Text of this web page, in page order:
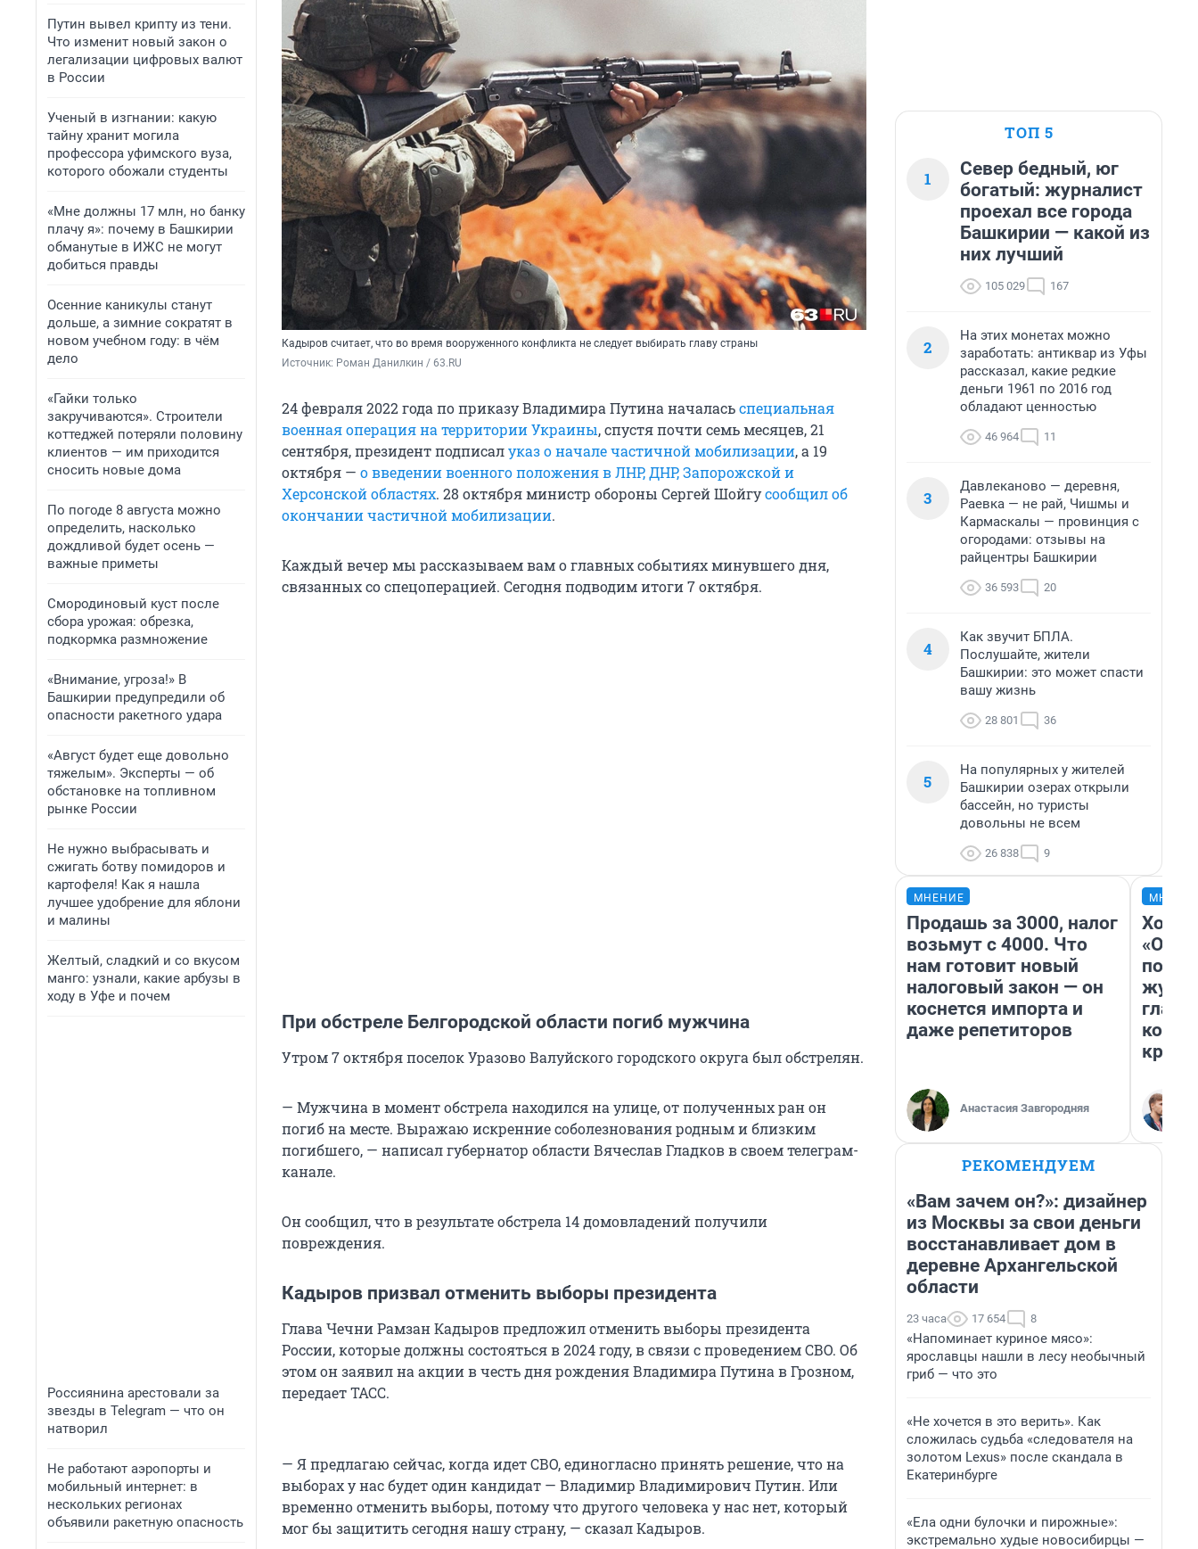
Путин вывел крипту из тени.
Что изменит новый закон о
легализации цифровых валют
в России
Ученый в изгнании: какую
тайну хранит могила
профессора уфимского вуза,
которого обожали студенты
«Мне должны 17 млн, но банку
плачу я»: почему в Башкирии
обманутые в ИЖС не могут
добиться правды
Осенние каникулы станут
дольше, а зимние сократят в
новом учебном году: в чём
дело
«Гайки только
закручиваются». Строители
коттеджей потеряли половину
клиентов — им приходится
сносить новые дома
По погоде 8 августа можно
определить, насколько
дождливой будет осень —
важные приметы
Смородиновый куст после
сбора урожая: обрезка,
подкормка размножение
«Внимание, угроза!» В
Башкирии предупредили об
опасности ракетного удара
«Август будет еще довольно
тяжелым». Эксперты — об
обстановке на топливном
рынке России
Не нужно выбрасывать и
сжигать ботву помидоров и
картофеля! Как я нашла
лучшее удобрение для яблони
и малины
Желтый, сладкий и со вкусом
манго: узнали, какие арбузы в
ходу в Уфе и почем
Россиянина арестовали за
звезды в Telegram — что он
натворил
Не работают аэропорты и
мобильный интернет: в
нескольких регионах
объявили ракетную опасность
Кадыров считает, что во время вооруженного конфликта не следует выбирать главу страны
Источник: Роман Данилкин / 63.RU
24 февраля 2022 года по приказу Владимира Путина началасьспециальная
военная операция на территории Украины, спустя почти семь месяцев, 21
сентября, президент подписалуказ о начале частичной мобилизации, а 19
октября — о введении военного положения в ЛНР, ДНР, Запорожской и
Херсонской областях. 28 октября министр обороны Сергей Шойгусообщил об
окончании частичной мобилизации.
Каждый вечер мы рассказываем вам о главных событиях минувшего дня,
связанных со спецоперацией. Сегодня подводим итоги 7 октября.
При обстреле Белгородской области погиб мужчина
Утром 7 октября поселок Уразово Валуйского городского округа был обстрелян.
— Мужчина в момент обстрела находился на улице, от полученных ран он
погиб на месте. Выражаю искренние соболезнования родным и близким
погибшего, — написал губернатор области Вячеслав Гладков в своем телеграм-
канале.
Он сообщил, что в результате обстрела 14 домовладений получили
повреждения.
Кадыров призвал отменить выборы президента
Глава Чечни Рамзан Кадыров предложил отменить выборы президента
России, которые должны состояться в 2024 году, в связи с проведением СВО. Об
этом он заявил на акции в честь дня рождения Владимира Путина в Грозном,
передает ТАСС.
— Я предлагаю сейчас, когда идет СВО, единогласно принять решение, что на
выборах у нас будет один кандидат — Владимир Владимирович Путин. Или
временно отменить выборы, потому что другого человека у нас нет, который
мог бы защитить сегодня нашу страну, — сказал Кадыров.
ТОП 5
1
Север бедный, юг
богатый: журналист
проехал все города
Башкирии — какой из
них лучший
105 029 167
2
На этих монетах можно
заработать: антиквар из Уфы
рассказал, какие редкие
деньги 1961 по 2016 год
обладают ценностью
46 964 11
3
Давлеканово — деревня,
Раевка — не рай, Чишмы и
Кармаскалы — провинция с
огородами: отзывы на
райцентры Башкирии
36 593 20
4
Как звучит БПЛА.
Послушайте, жители
Башкирии: это может спасти
вашу жизнь
28 801 36
5
На популярных у жителей
Башкирии озерах открыли
бассейн, но туристы
довольны не всем
26 838 9
МНЕНИЕ
Продашь за 3000, налог
возьмут с 4000. Что
нам готовит новый
налоговый закон — он
коснется импорта и
даже репетиторов
Анастасия Завгородняя
Хоть
РЕКОМЕНДУЕМ
«Вам зачем он?»: дизайнер
из Москвы за свои деньги
восстанавливает дом в
деревне Архангельской
области
23 часа 17 654 8
«Напоминает куриное мясо»:
ярославцы нашли в лесу необычный
гриб — что это
«Не хочется в это верить». Как
сложилась судьба «следователя на
золотом Lexus» после скандала в
Екатеринбурге
«Ела одни булочки и пирожные»:
экстремально худые новосибирцы —